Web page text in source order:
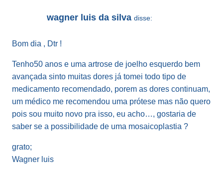
wagner luis da silva disse:
Bom dia , Dtr !
Tenho50 anos e uma artrose de joelho esquerdo bem
avançada sinto muitas dores já tomei todo tipo de
medicamento recomendado, porem as dores continuam,
um médico me recomendou uma prótese mas não quero
pois sou muito novo pra isso, eu acho…, gostaria de
saber se a possibilidade de uma mosaicoplastia ?
grato;
Wagner luis